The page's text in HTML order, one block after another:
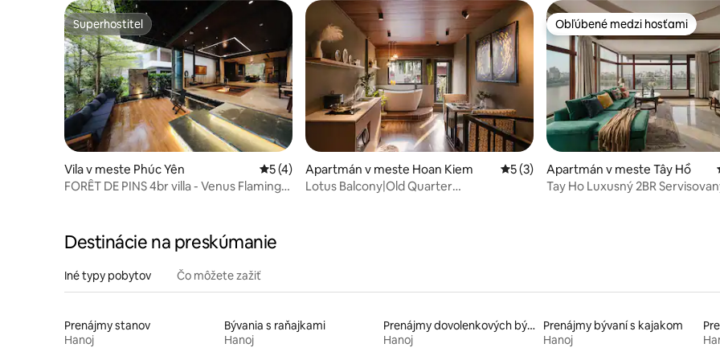
Superhostiteľ
Superhostiteľ
Vila v meste Phúc Yên Priemerné ohodnotenie 5 z 5, počet hodnotení: 4
5 (4)
FORÊT DE PINS 4br villa - Venus Flamingo
Apartmán v meste Hoan Kiem Priemerné ohodnotenie 5 z 5, počet
5 (3)
Lotus Balcony|Old Quarter
Obľúbené medzi hosťami
Obľúbené medzi hosťami
Apartmán v meste Tây Hồ
Tay Ho Luxusný 2BR
Destinácie na preskúmanie
Iné typy pobytov Čo môžete zažiť
Prenájmy stanov
Hanoj
Bývania s raňajkami
Hanoj
Prenájmy dovolenkových bývaní
Hanoj
Prenájmy bývaní s kajakom
Hanoj